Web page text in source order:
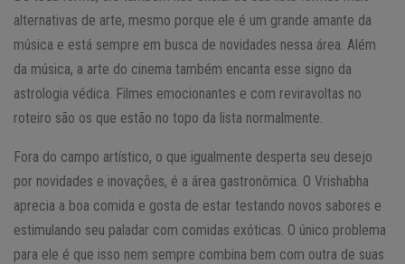
alternativas de arte, mesmo porque ele é um grande amante da
música e está sempre em busca de novidades nessa área. Além
da música, a arte do cinema também encanta esse signo da
astrologia védica. Filmes emocionantes e com reviravoltas no
roteiro são os que estão no topo da lista normalmente.
Fora do campo artístico, o que igualmente desperta seu desejo
por novidades e inovações, é a área gastronômica. O Vrishabha
aprecia a boa comida e gosta de estar testando novos sabores e
estimulando seu paladar com comidas exóticas. O único problema
para ele é que isso nem sempre combina bem com outra de suas